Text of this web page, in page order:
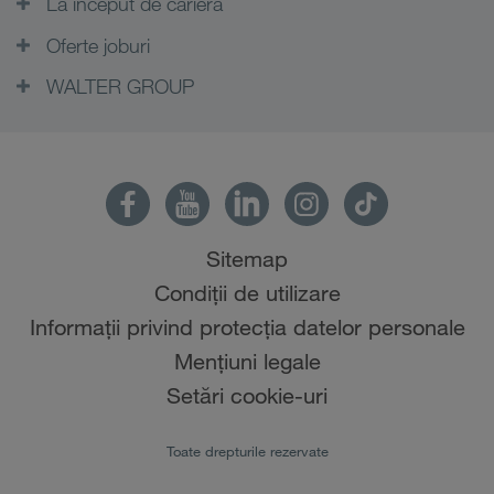
Oferte joburi
WALTER GROUP
Sitemap
Condiții de utilizare
Informații privind protecția datelor personale
Mențiuni legale
Setări cookie-uri
Toate drepturile rezervate